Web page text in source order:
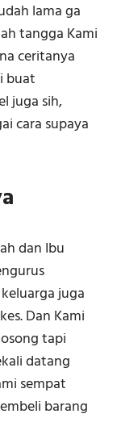
lama ga
tangga Kami
ceritanya
buat
juga sih,
cara supaya
dan Ibu
juga
Dan Kami
tapi
datang
sempat
barang